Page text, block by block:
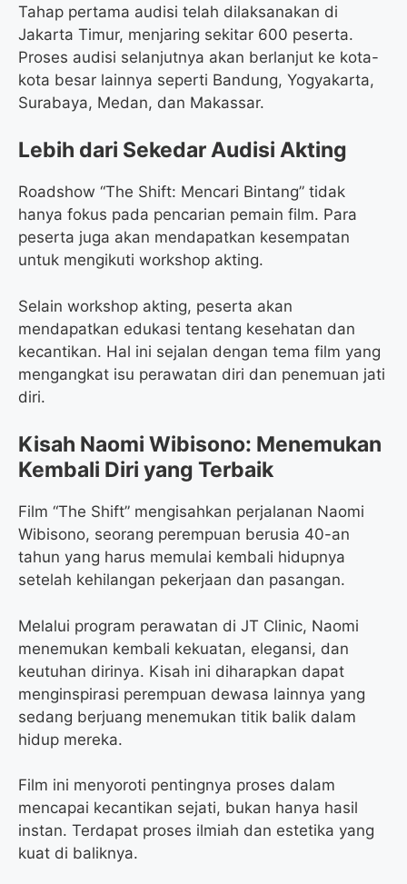
Tahap pertama audisi telah dilaksanakan di
Jakarta Timur, menjaring sekitar 600 peserta.
Proses audisi selanjutnya akan berlanjut ke kota-
kota besar lainnya seperti Bandung, Yogyakarta,
Surabaya, Medan, dan Makassar.
Lebih dari Sekedar Audisi Akting
Roadshow “The Shift: Mencari Bintang” tidak
hanya fokus pada pencarian pemain film. Para
peserta juga akan mendapatkan kesempatan
untuk mengikuti workshop akting.
Selain workshop akting, peserta akan
mendapatkan edukasi tentang kesehatan dan
kecantikan. Hal ini sejalan dengan tema film yang
mengangkat isu perawatan diri dan penemuan jati
diri.
Kisah Naomi Wibisono: Menemukan
Kembali Diri yang Terbaik
Film “The Shift” mengisahkan perjalanan Naomi
Wibisono, seorang perempuan berusia 40-an
tahun yang harus memulai kembali hidupnya
setelah kehilangan pekerjaan dan pasangan.
Melalui program perawatan di JT Clinic, Naomi
menemukan kembali kekuatan, elegansi, dan
keutuhan dirinya. Kisah ini diharapkan dapat
menginspirasi perempuan dewasa lainnya yang
sedang berjuang menemukan titik balik dalam
hidup mereka.
Film ini menyoroti pentingnya proses dalam
mencapai kecantikan sejati, bukan hanya hasil
instan. Terdapat proses ilmiah dan estetika yang
kuat di baliknya.